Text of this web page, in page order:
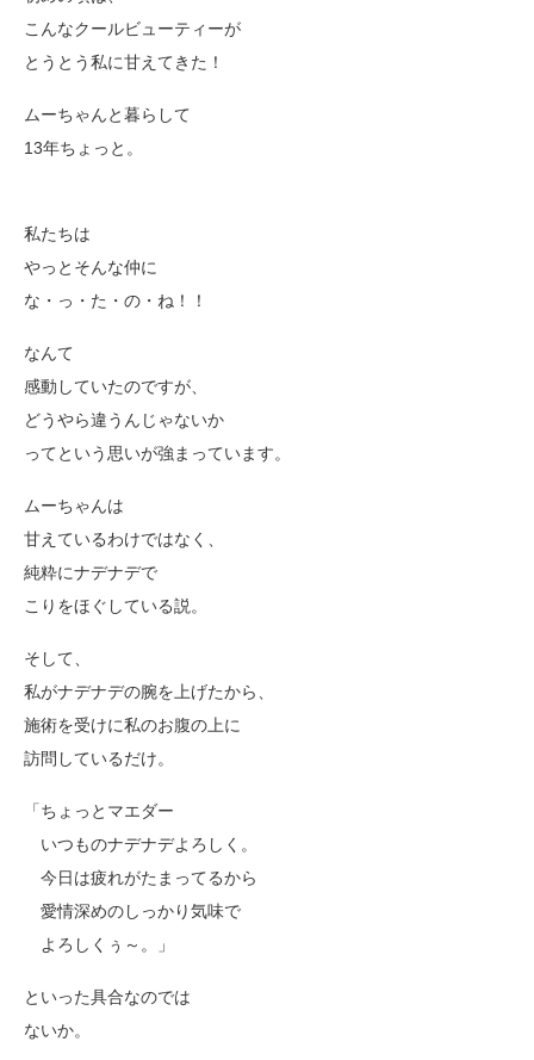
こんなクールビューティーが
とうとう私に甘えてきた！
ムーちゃんと暮らして
13年ちょっと。
私たちは
やっとそんな仲に
な・っ・た・の・ね！！
なんて
感動していたのですが、
どうやら違うんじゃないか
ってという思いが強まっています。
ムーちゃんは
甘えているわけではなく、
純粋にナデナデで
こりをほぐしている説。
そして、
私がナデナデの腕を上げたから、
施術を受けに私のお腹の上に
訪問しているだけ。
「ちょっとマエダー
いつものナデナデよろしく。
今日は疲れがたまってるから
愛情深めのしっかり気味で
よろしくぅ～。」
といった具合なのでは
ないか。